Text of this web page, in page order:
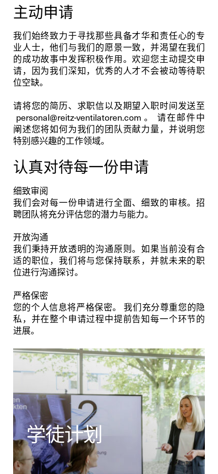
主动申请
我们始终致力于寻找那些具备才华和责任心的专
业人士，他们与我们的愿景一致，并渴望在我们
的成功故事中发挥积极作用。欢迎您主动提交申
请，因为我们深知，优秀的人才不会被动等待职
位空缺。
请将您的简历、求职信以及期望入职时间发送至
personal@reitz-ventilatoren.com 。 请在邮件中
阐述您将如何为我们的团队贡献力量，并说明您
特别感兴趣的工作领域。
认真对待每一份申请
细致审阅
我们会对每一份申请进行全面、细致的审核。招
聘团队将充分评估您的潜力与能力。
开放沟通
我们秉持开放透明的沟通原则。如果当前没有合
适的职位，我们将与您保持联系，并就未来的职
位进行沟通探讨。
严格保密
您的个人信息将严格保密。 我们充分尊重您的隐
私，并在整个申请过程中提前告知每一个环节的
进展。
学徒计划
联系我们
X